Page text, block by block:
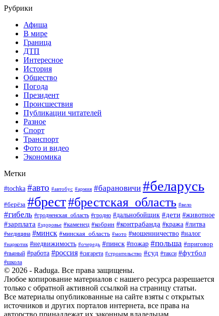
Рубрики
Афиша
В мире
Граница
ДТП
Интересное
История
Общество
Погода
Президент
Происшествия
Публикации читателей
Разное
Спорт
Транспорт
Фото и видео
Экономика
Метки
#tochka #авто #автобус #армия #барановичи #беларусь
#берёза #брест#брестская_область #вело
#гибель #гродненская_область #гродно #дальнобойщик #дети #животное
#зарплата #здоровье #каменец #кобрин #контрабанда #кража #литва
#медицина #минск #минская_область #мото #мошенничество #налог
#наркотик #недвижимость #очередь #пинск #пожар #польша #приговор
#пьяный #работа #россия #сигарета #строительство #суд #такси #футбол
#школа
© 2026 - Raduga. Все права защищены.
Любое копирование материалов с нашего ресурса разрешается
только с обратной активной ссылкой на страницу статьи.
Все материалы опубликованные на сайте взяты с открытых
источников и других порталов интернета, все права на
авторство принадлежат их законным владельцам.